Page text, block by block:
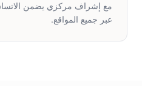
مع إشراف مركزي يضمن الاتساق
عبر جميع المواقع.